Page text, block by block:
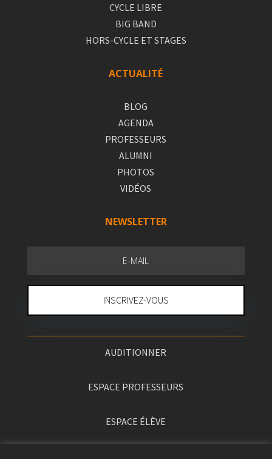
CYCLE LIBRE
BIG BAND
HORS-CYCLE ET STAGES
ACTUALITÉ
BLOG
AGENDA
PROFESSEURS
ALUMNI
PHOTOS
VIDÉOS
NEWSLETTER
INSCRIVEZ-VOUS
AUDITIONNER
ESPACE PROFESSEURS
ESPACE ÉLÈVE